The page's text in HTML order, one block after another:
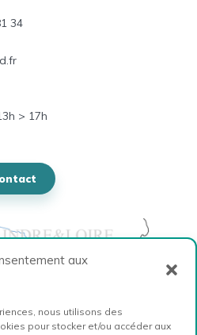
aux
nous utilisons des
pour stocker et/ou accéder aux
34
> 17h